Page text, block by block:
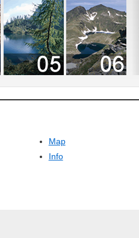
Map
Info